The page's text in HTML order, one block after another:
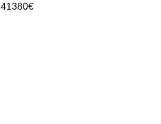
41380€